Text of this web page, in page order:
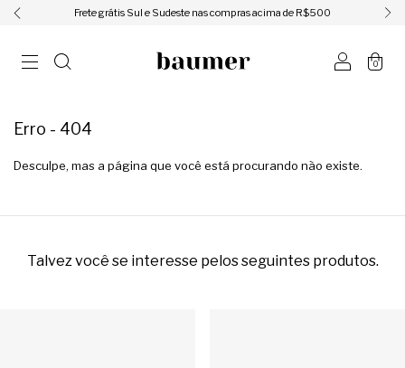
ㅤㅤㅤㅤFrete grátis Sul e Sudeste nas compras acima de R$500ㅤㅤㅤㅤ
0
Erro - 404
Desculpe, mas a página que você está procurando não existe.
Talvez você se interesse pelos seguintes produtos.